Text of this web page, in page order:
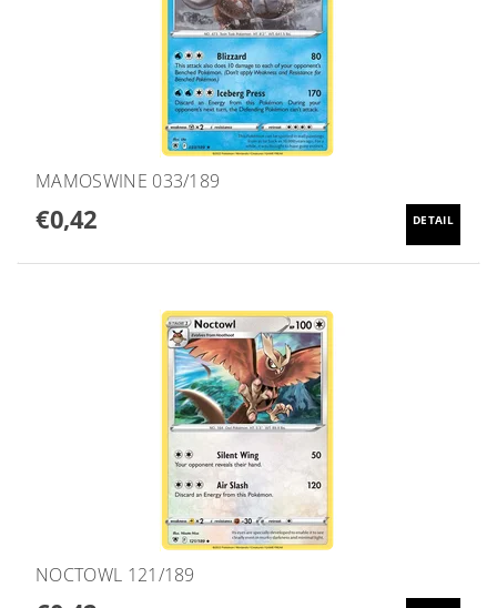
MAMOSWINE 033/189
€0,42 DETAIL
NOCTOWL 121/189